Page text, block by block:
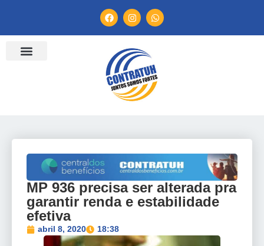
MP 936 precisa ser alterada pra
garantir renda e estabilidade
efetiva
abril 8, 2020 18:38